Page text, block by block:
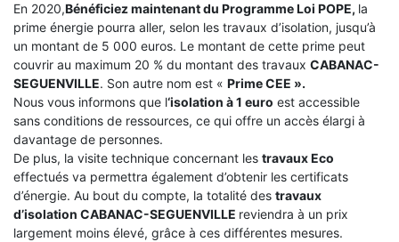
En 2020,Bénéficiez maintenant du Programme Loi POPE, la
prime énergie pourra aller, selon les travaux d’isolation, jusqu’à
un montant de 5 000 euros. Le montant de cette prime peut
couvrir au maximum 20 % du montant des travaux CABANAC-
SEGUENVILLE. Son autre nom est « Prime CEE ».
Nous vous informons que l‘isolation à 1 euro est accessible
sans conditions de ressources, ce qui offre un accès élargi à
davantage de personnes.
De plus, la visite technique concernant les travaux Eco
effectués va permettra également d’obtenir les certificats
d’énergie. Au bout du compte, la totalité des travaux
d’isolation CABANAC-SEGUENVILLE reviendra à un prix
largement moins élevé, grâce à ces différentes mesures.